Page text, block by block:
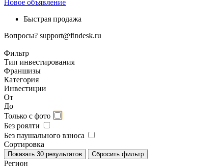
Новое объявление
Быстрая продажа
Вопросы? support@findesk.ru
Фильтр
Тип инвестирования
Франшизы
Категория
Инвестиции
От
До
Только с фото
Без роялти
Без паушального взноса
Сортировка
Показать 30 результатов Сбросить фильтр
Регион